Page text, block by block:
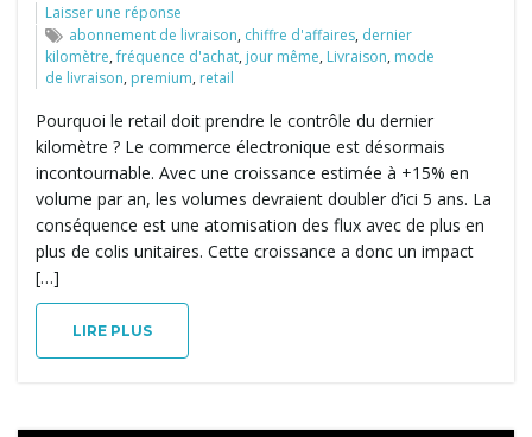
Laisser une réponse
abonnement de livraison, chiffre d'affaires, dernier
kilomètre,fréquence d'achat, jour même, Livraison, mode
de livraison, premium, retail
Pourquoi le retail doit prendre le contrôle du dernier
kilomètre ? Le commerce électronique est désormais
incontournable. Avec une croissance estimée à +15% en
volume par an, les volumes devraient doubler d’ici 5 ans. La
conséquence est une atomisation des flux avec de plus en
plus de colis unitaires. Cette croissance a donc un impact
[…]
LIRE PLUS